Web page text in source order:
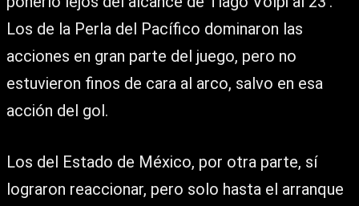
Los de la Perla del Pacífico dominaron las
acciones en gran parte del juego, pero no
estuvieron finos de cara al arco, salvo en esa
acción del gol.
Los del Estado de México, por otra parte, sí
lograron reaccionar, pero solo hasta el arranque